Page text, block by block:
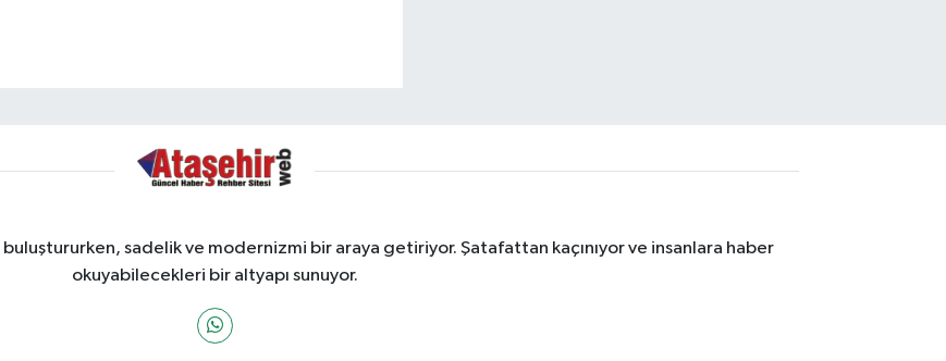
sadelik ve modernizmi bir araya getiriyor. Şatafattan kaçınıyor ve insanlara haber
okuyabilecekleri bir altyapı sunuyor.